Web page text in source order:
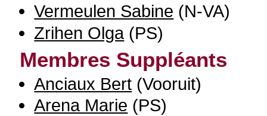
Vermeulen Sabine (N-VA)
Zrihen Olga (PS)
Membres Suppléants
Anciaux Bert (Vooruit)
Arena Marie (PS)